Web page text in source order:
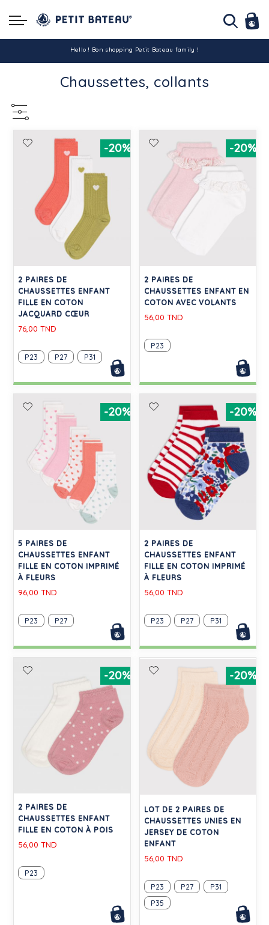
Hello ! Bon shopping Petit Bateau family !
La livraison est assurée partout en Tunisie !
Chaussettes, collants
-20%
2 PAIRES DE
CHAUSSETTES ENFANT
FILLE EN COTON
JACQUARD CŒUR
76,00 TND
P23 P27 P31
-20%
2 PAIRES DE
CHAUSSETTES ENFANT EN
COTON AVEC VOLANTS
56,00 TND
P23
-20%
5 PAIRES DE
CHAUSSETTES ENFANT
FILLE EN COTON IMPRIMÉ
À FLEURS
96,00 TND
P23 P27
-20%
2 PAIRES DE
CHAUSSETTES ENFANT
FILLE EN COTON IMPRIMÉ
À FLEURS
56,00 TND
P23 P27 P31
-20%
2 PAIRES DE
CHAUSSETTES ENFANT
FILLE EN COTON À POIS
56,00 TND
P23
-20%
LOT DE 2 PAIRES DE
CHAUSSETTES UNIES EN
JERSEY DE COTON
ENFANT
56,00 TND
P23 P27
P31
P35